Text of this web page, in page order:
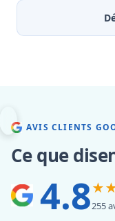
AVIS CLIENTS
Ce que
4.8255